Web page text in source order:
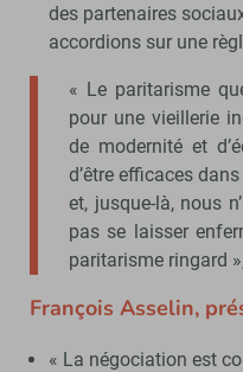
des partenaires
accordions sur une
« Le paritarisme
pour une vieillerie
de modernité et
d’être efficaces
et, jusque-là, nous
pas se laisser
paritarisme ringard
François Asselin,
« La négociation est